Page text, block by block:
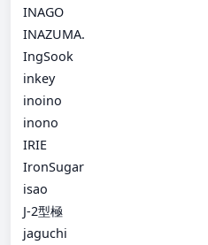
INAGO
INAZUMA.
IngSook
inkey
inoino
inono
IRIE
IronSugar
isao
J-2型極
jaguchi